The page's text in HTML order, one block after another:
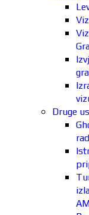
Druge